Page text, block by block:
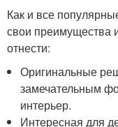
Как и все
свои преимущества
отнести:
Оригинальные
замечательным
интерьер.
Интересная для